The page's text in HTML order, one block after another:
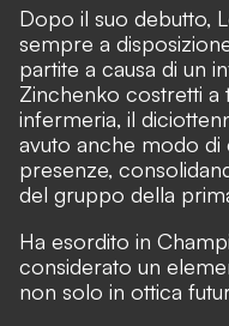
Dopo il suo debutto,
sempre a
partite a causa di un
Zinchenko costretti
infermeria, il
avuto anche modo di
presenze,
del gruppo della
Ha esordito in
considerato un
non solo in ottica